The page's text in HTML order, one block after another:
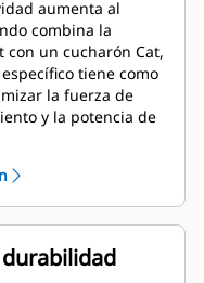
aumenta al
combina la
con un cucharón Cat,
tiene como
la fuerza de
y la potencia de
flujo de material
El espacio libre
asegura que la
del cucharón no se
reduce los costos